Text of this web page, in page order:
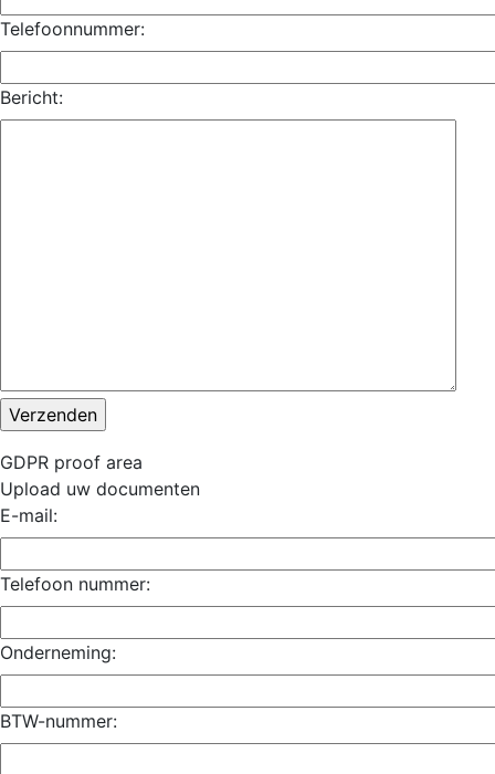
Telefoonnummer:
Bericht:
GDPR proof area
Upload uw documenten
E-mail:
Telefoon nummer:
Onderneming:
BTW-nummer: